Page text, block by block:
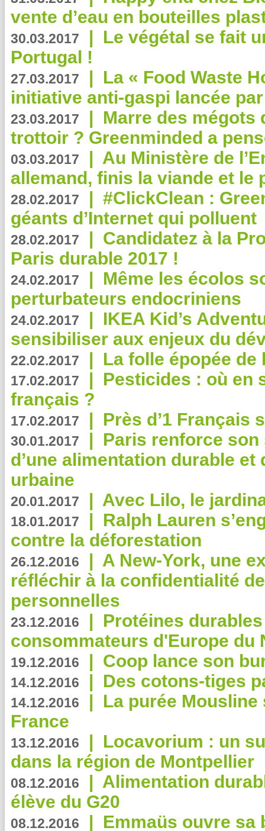
vente d’eau en bouteilles
30.03.2017 | Le végétal se fait
Portugal !
27.03.2017 | La « Food Waste
initiative anti-gaspi lancée
23.03.2017 | Marre des mégots
trottoir ? Greenminded a
03.03.2017 | Au Ministère de
allemand, finis la viande et le
28.02.2017 | #ClickClean :
géants d’Internet qui polluent
28.02.2017 | Candidatez à la
Paris durable 2017 !
24.02.2017 | Même les écolos
perturbateurs endocriniens
24.02.2017 | IKEA Kid’s
sensibiliser aux enjeux du
22.02.2017 | La folle épopée de
17.02.2017 | Pesticides : où en
français ?
17.02.2017 | Près d’1 Français
30.01.2017 | Paris renforce
d’une alimentation durable et
urbaine
20.01.2017 | Avec Lilo, le
18.01.2017 | Ralph Lauren
contre la déforestation
26.12.2016 | A New-York, une
réfléchir à la confidentialité
personnelles
23.12.2016 | Protéines
consommateurs d'Europe du
19.12.2016 | Coop lance son
14.12.2016 | Des cotons-tiges
14.12.2016 | La purée
France
13.12.2016 | Locavorium : un
dans la région de Montpellier
08.12.2016 | Alimentation
élève du G20
08.12.2016 | Emmaüs ouvre sa